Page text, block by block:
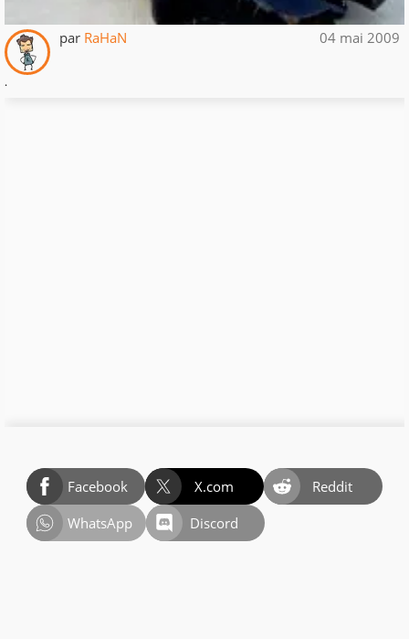
par RaHaN 04 mai 2009
.
Facebook X.com
Reddit
WhatsApp
Discord